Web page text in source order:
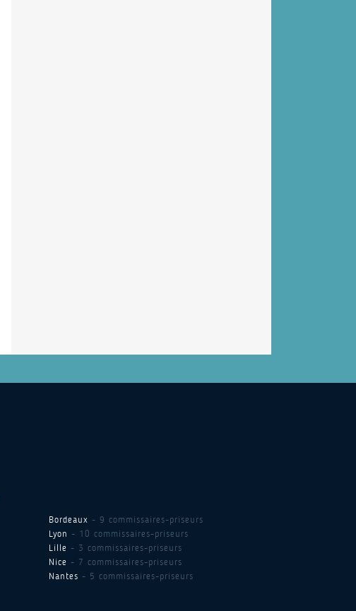
Bordeaux - 9 commissaires-priseurs
Lyon - 10 commissaires-priseurs
Lille - 3 commissaires-priseurs
Nice - 7 commissaires-priseurs
Nantes - 5 commissaires-priseurs